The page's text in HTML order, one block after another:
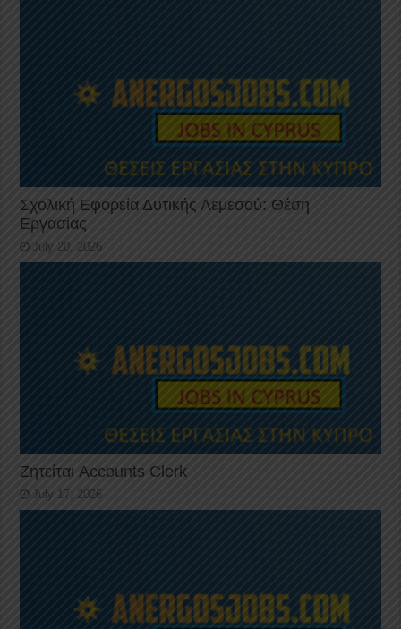
Σχολική Εφορεία Δυτικής Λεμεσού: Θέση
Εργασίας
July 20, 2026
Ζητείται Accounts Clerk
July 17, 2026